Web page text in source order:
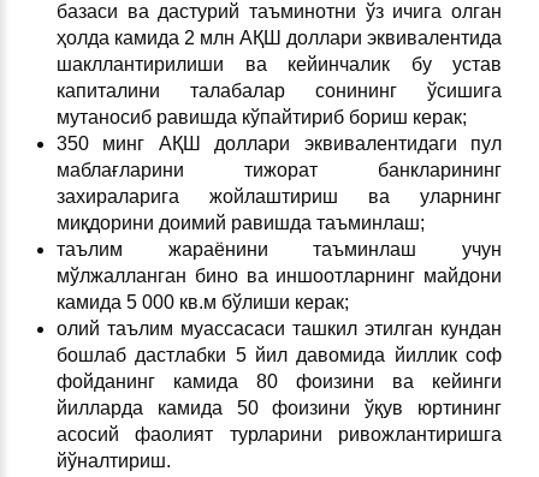
базаси ва дастурий таъминотни ўз ичига олган
ҳолда камида 2 млн АҚШ доллари эквивалентида
шакллантирилиши ва кейинчалик бу устав
капиталини талабалар сонининг ўсишига
мутаносиб равишда кўпайтириб бориш керак;
350 минг АҚШ доллари эквивалентидаги пул
маблағларини тижорат банкларининг
захираларига жойлаштириш ва уларнинг
миқдорини доимий равишда таъминлаш;
таълим жараёнини таъминлаш учун
мўлжалланган бино ва иншоотларнинг майдони
камида 5 000 кв.м бўлиши керак;
олий таълим муассасаси ташкил этилган кундан
бошлаб дастлабки 5 йил давомида йиллик соф
фойданинг камида 80 фоизини ва кейинги
йилларда камида 50 фоизини ўқув юртининг
асосий фаолият турларини ривожлантиришга
йўналтириш.